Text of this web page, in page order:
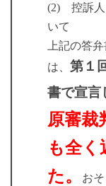
(2) 控訴人
いて
上記の答
は、 第１
書で宣言
原審裁
も全く
た。
お